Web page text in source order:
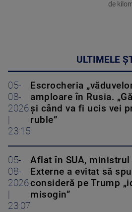
de
ULTIMELE
05-
08-
2026
23:15
Escrocheria
amploare în Rusia.
și când va fi ucis vei
ruble”
05-
08-
2026
23:07
Aflat în SUA,
Externe a evitat să
consideră pe Trump
misogin”